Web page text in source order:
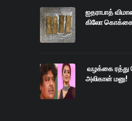
ஐதராபாத்
கிலோ
வழக்கை ரத்து
அலிகான் மனு!